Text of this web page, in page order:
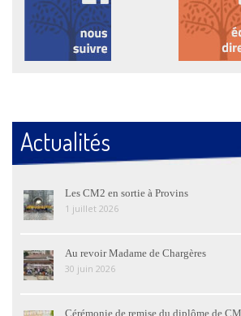
Actualités
Les CM2 en sortie à Provins
1 juillet 2026
Au revoir Madame de Chargères
30 juin 2026
Cérémonie de remise du diplôme de